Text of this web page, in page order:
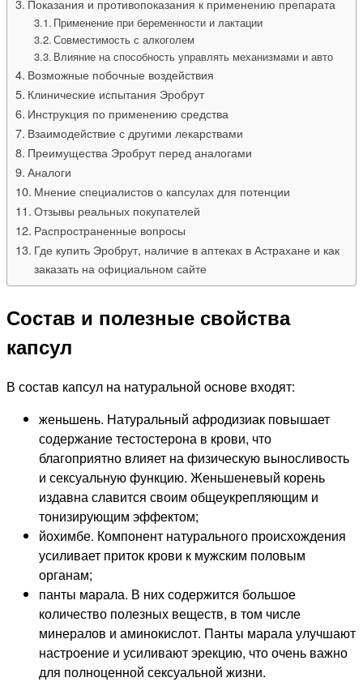
Применение при беременности и лактации
Совместимость с алкоголем
Влияние на способность управлять механизмами и авто
Возможные побочные воздействия
Клинические испытания Эробрут
Инструкция по применению средства
Взаимодействие с другими лекарствами
Преимущества Эробрут перед аналогами
Аналоги
Мнение специалистов о капсулах для потенции
Отзывы реальных покупателей
Распространенные вопросы
Где купить Эробрут, наличие в аптеках в Астрахане и как
заказать на официальном сайте
Состав и полезные свойства
капсул
В состав капсул на натуральной основе входят:
женьшень. Натуральный афродизиак повышает
содержание тестостерона в крови, что
благоприятно влияет на физическую выносливость
и сексуальную функцию. Женьшеневый корень
издавна славится своим общеукрепляющим и
тонизирующим эффектом;
йохимбе. Компонент натурального происхождения
усиливает приток крови к мужским половым
органам;
панты марала. В них содержится большое
количество полезных веществ, в том числе
минералов и аминокислот. Панты марала улучшают
настроение и усиливают эрекцию, что очень важно
для полноценной сексуальной жизни.